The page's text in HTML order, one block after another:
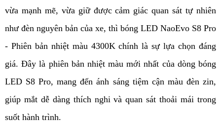
vừa mạnh mẽ, vừa giữ được cảm giác quan sát tự nhiên
như đèn nguyên bản của xe, thì bóng LED NaoEvo S8 Pro
- Phiên bản nhiệt màu 4300K chính là sự lựa chọn đáng
giá. Đây là phiên bản nhiệt màu mới nhất của dòng bóng
LED S8 Pro, mang đến ánh sáng tiệm cận màu đèn zin,
giúp mắt dễ dàng thích nghi và quan sát thoải mái trong
suốt hành trình.